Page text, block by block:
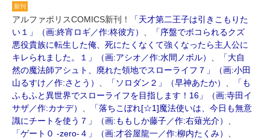
新刊
アルファポリスCOMICS新刊！
「天才第二王子は引きこもりた
い１」（画:終宵ロギ／作:柊彼方）
「序盤でボコられるクズ
悪役貴族に転生した俺、死にたくなくて強くなったら主人公に
キレられました。１」（画:アシオ／作:水間ノボル）
「大自
然の魔法師アシュト、廃れた領地でスローライフ７」（画:小田
山るすけ／作:さとう）
「ソロダン２」（早神あたか）
「も
ふもふと異世界でスローライフを目指します！16」（画:寺田イ
サザ／作:カナデ）
「落ちこぼれ[☆1]魔法使いは、今日も無意
識にチートを使う７」（画:ももしか藤子／作:右薙光介）
「ゲート０ -zero-４」（画:才谷屋龍一／作:柳内たくみ）